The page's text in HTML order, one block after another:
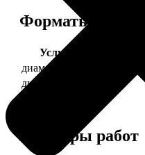
Форматы и цены
Услуга
диаметр 37 мм
диаметр 56 мм
Примеры работ